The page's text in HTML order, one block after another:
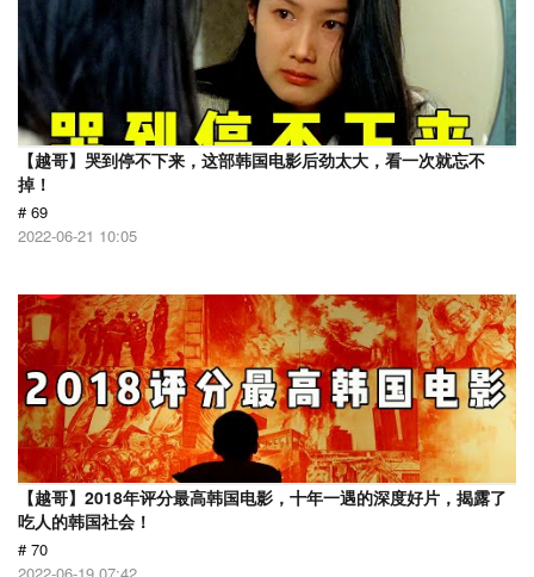
【越哥】哭到停不下来，这部韩国电影后劲太大，看一次就忘不
掉！
# 69
2022-06-21 10:05
【越哥】2018年评分最高韩国电影，十年一遇的深度好片，揭露了
吃人的韩国社会！
# 70